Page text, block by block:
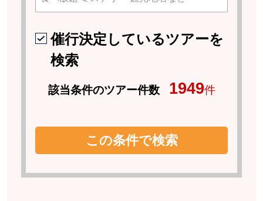
催行決定しているツアーを
検索
該当条件のツアー件数 1949件
この条件で検索